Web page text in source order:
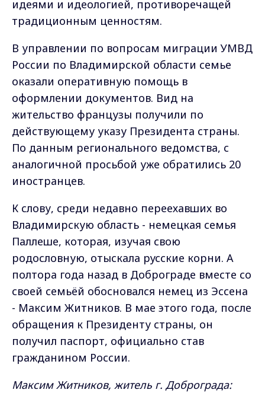
идеями и идеологией, противоречащей
традиционным ценностям.
В управлении по вопросам миграции УМВД
России по Владимирской области семье
оказали оперативную помощь в
оформлении документов. Вид на
жительство французы получили по
действующему указу Президента страны.
По данным регионального ведомства, с
аналогичной просьбой уже обратились 20
иностранцев.
К слову, среди недавно переехавших во
Владимирскую область - немецкая семья
Паллеше, которая, изучая свою
родословную, отыскала русские корни. А
полтора года назад в Доброграде вместе со
своей семьёй обосновался немец из Эссена
- Максим Житников. В мае этого года, после
обращения к Президенту страны, он
получил паспорт, официально став
гражданином России.
Максим Житников, житель г. Доброграда: